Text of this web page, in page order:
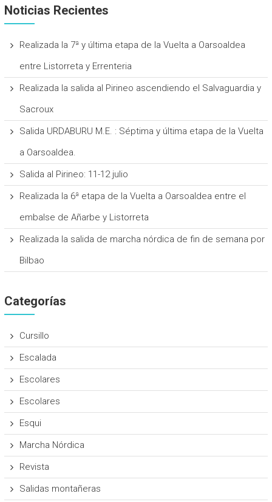
Noticias Recientes
Realizada la 7ª y última etapa de la Vuelta a Oarsoaldea
entre Listorreta y Errenteria
Realizada la salida al Pirineo ascendiendo el Salvaguardia y
Sacroux
Salida URDABURU M.E. : Séptima y última etapa de la Vuelta
a Oarsoaldea.
Salida al Pirineo: 11-12 julio
Realizada la 6ª etapa de la Vuelta a Oarsoaldea entre el
embalse de Añarbe y Listorreta
Realizada la salida de marcha nórdica de fin de semana por
Bilbao
Categorías
Cursillo
Escalada
Escolares
Escolares
Esqui
Marcha Nórdica
Revista
Salidas montañeras